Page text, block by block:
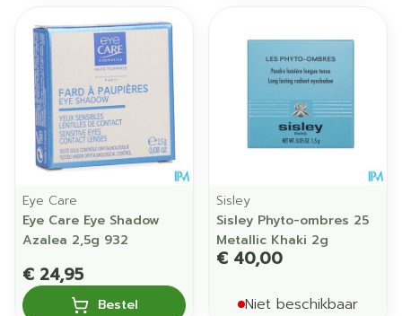
Eye Care
Eye Care Eye Shadow
Azalea 2,5g 932
€ 24,95
Bestel
Sisley
Sisley Phyto-ombres 25
Metallic Khaki 2g
€ 40,00
Niet beschikbaar